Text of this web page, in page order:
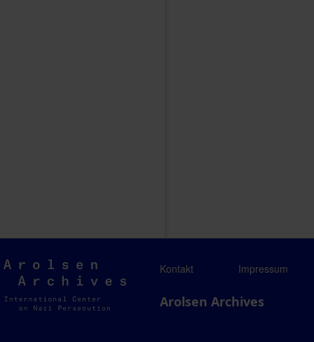
Arolsen
Archives
Kontakt Impressum
Arolsen Archives